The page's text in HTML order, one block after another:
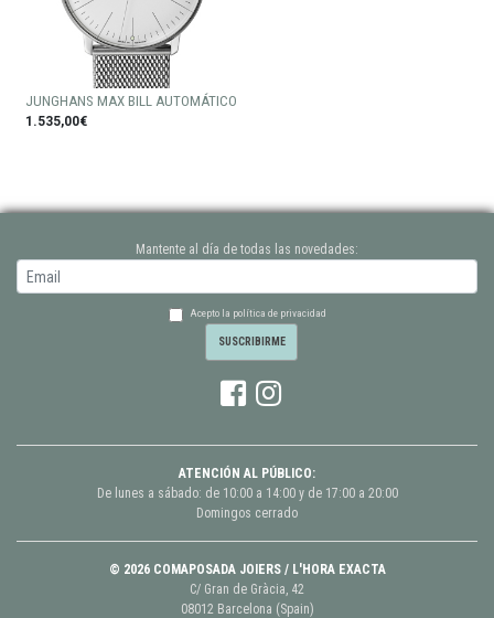
JUNGHANS MAX BILL AUTOMÁTICO
1.535,00€
Mantente al día de todas las novedades:
Acepto la política de privacidad
ATENCIÓN AL PÚBLICO:
De lunes a sábado: de 10:00 a 14:00 y de 17:00 a 20:00
Domingos cerrado
© 2026 COMAPOSADA JOIERS / L'HORA EXACTA
C/ Gran de Gràcia, 42
08012 Barcelona (Spain)